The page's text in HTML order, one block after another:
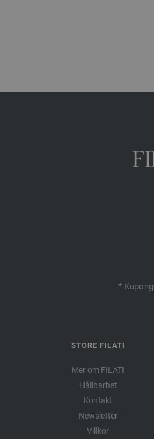
*
STORE FILATI
Mer om FILATI
Hållbarhet
Kontakt
Newsletter
Villkor